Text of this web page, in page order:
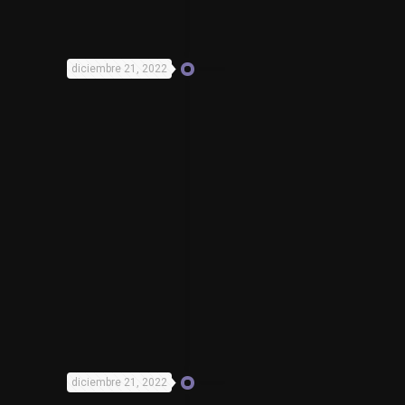
diciembre 21, 2022
diciembre 21, 2022